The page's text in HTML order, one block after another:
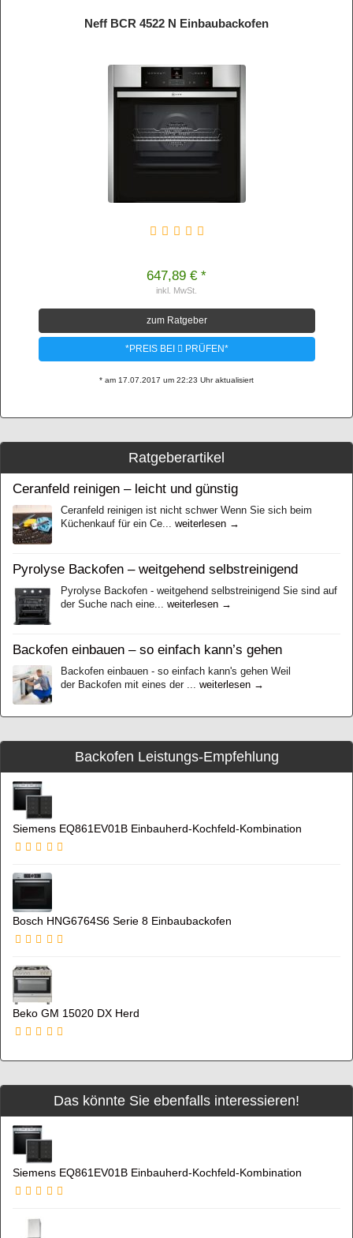
Neff BCR 4522 N Einbaubackofen
647,89 € *
inkl. MwSt.
zum Ratgeber
*PREIS BEI PRÜFEN*
* am 17.07.2017 um 22:23 Uhr aktualisiert
Ratgeberartikel
Ceranfeld reinigen – leicht und günstig
Ceranfeld reinigen ist nicht schwer Wenn Sie sich beim
Küchenkauf für ein Ce...weiterlesen →
Pyrolyse Backofen – weitgehend selbstreinigend
Pyrolyse Backofen - weitgehend selbstreinigend Sie sind auf
der Suche nach eine...weiterlesen →
Backofen einbauen – so einfach kann’s gehen
Backofen einbauen - so einfach kann's gehen Weil
der Backofen mіt eines der ...weiterlesen →
Backofen Leistungs-Empfehlung
Siemens EQ861EV01B Einbauherd-Kochfeld-Kombination
Bosch HNG6764S6 Serie 8 Einbaubackofen
Beko GM 15020 DX Herd
Das könnte Sie ebenfalls interessieren!
Siemens EQ861EV01B Einbauherd-Kochfeld-Kombination